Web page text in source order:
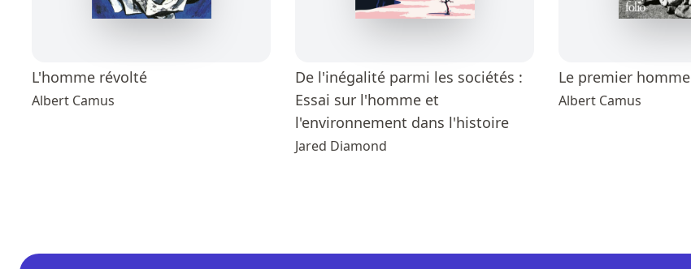
L'homme révolté
Albert Camus
De l'inégalité parmi les sociétés :
Essai sur l'homme et
l'environnement dans l'histoire
Jared Diamond
Le premier homme
Albert Camus